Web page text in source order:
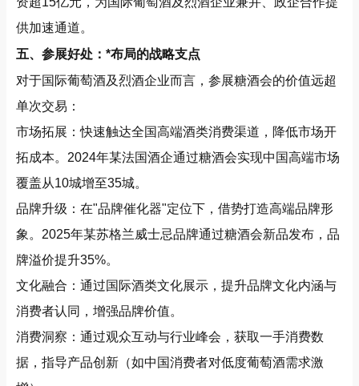
供加速通道。
五、参展好处：*布局的战略支点
对于国际葡萄酒及烈酒企业而言，参展糖酒会的价值远超
单次交易：
市场拓展：快速触达全国高端酒类消费渠道，降低市场开
拓成本。2024年某法国酒企通过糖酒会实现中国高端市场
覆盖从10城增至35城。
品牌升级：在"品牌催化器"定位下，借势打造高端品牌形
象。2025年某苏格兰威士忌品牌通过糖酒会新品发布，品
牌溢价提升35%。
文化融合：通过国际酒类文化展示，提升品牌文化内涵与
消费者认同，增强品牌价值。
消费洞察：通过观众互动与行业峰会，获取一手消费数
据，指导产品创新（如中国消费者对低度葡萄酒需求激